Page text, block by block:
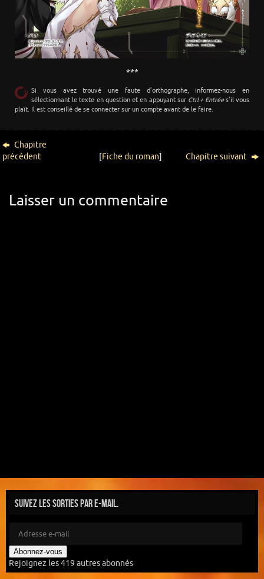
***
Si vous avez trouvé une faute d’orthographe, informez-nous en
sélectionnant le texte en question et en appuyant sur Ctrl + Entrées’il vous
plaît. Il est conseillé de se connecter sur un compte avant de le faire.
Chapitre
précédent
[Fiche du roman] Chapitre suivant
Laisser un commentaire
Suivez les sorties par e-mail.
Abonnez-vous
Rejoignez les 419 autres abonnés